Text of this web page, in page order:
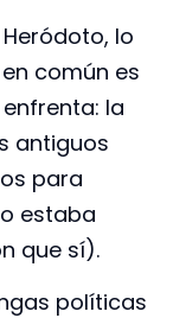
lo
común es
la
antiguos
para
estaba
que sí).
políticas